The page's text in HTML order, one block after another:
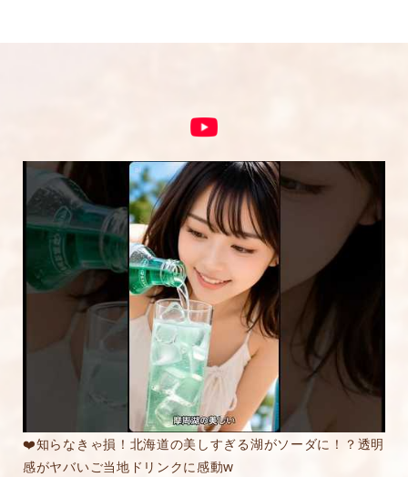
5段階評価をつけてください
★
★★
★★★
★★★★
★★★★★
内容をご確認の上、「レビューを送信する」ボ
タンから送信ください。
❤️知らなきゃ損！北海道の美しすぎる湖がソーダに！？透明
感がヤバいご当地ドリンクに感動w